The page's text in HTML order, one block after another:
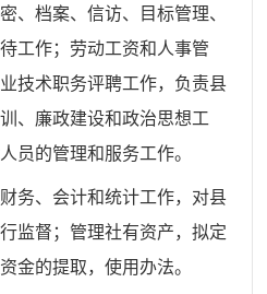
、档案、信访、目标管理、
工作；劳动工资和人事管
技术职务评聘工作，负责县
、廉政建设和政治思想工
员的管理和服务工作。
务、会计和统计工作，对县
监督；管理社有资产，拟定
金的提取，使用办法。